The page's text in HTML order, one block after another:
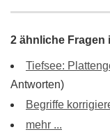
2 ähnliche Fragen
Tiefsee:
Antworten)
Begriffe
mehr ...